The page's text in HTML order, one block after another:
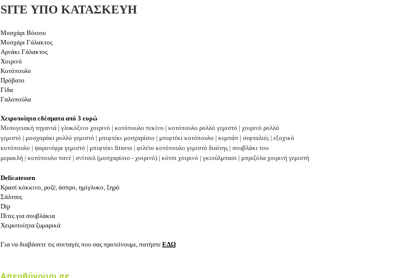
SITE ΥΠΟ ΚΑΤΑΣΚΕΥΗ
Μοσχάρι Βόειου
Μοσχάρι Γάλακτος
Αρνάκι Γάλακτος
Χοιρινό
Κοτόπουλο
Πρόβατο
Γίδα
Γαλοπούλα
Χειροποίητα εδέσματα από 3 ευρώ
Μεσογειακή τηγανιά | γλυκόξινο χοιρινό | κοτόπουλο πεκίνο | κοτόπουλο ρολλό γεμιστό | χοιρινό ρολλό
γεμιστό | μοσχαράκι ρολλό γεμιστό | μπιφτέκι μοσχαρίσιο | μπιφτέκι κοτόπουλο | κεμπάπ | σεφταλιές | εξοχικό
κοτόπουλο | ψαρονέφρι γεμιστό | μπιφτέκι fitness | φιλέτο κοτόπουλο γεμιστό διαίτης | σουβλάκι του
μερακλή | κοτόπουλο πανέ | σνίτσελ (μοσχαρίσιο - χοιρινό) | κότσι χοιρινό | γκιούλμπασι | μπριζόλα χοιρινή γεμιστή
Delicatessen
Κρασί κόκκινο, ροζέ, άσπρο, ημίγλυκο, ξηρό
Σάλτσες
Dip
Πίτες για σουβλάκια
Χειροποίητα ζυμαρικά
Για να διαβάσετε τις συνταγές που σας προτείνουμε, πατήστε ΕΔΩ